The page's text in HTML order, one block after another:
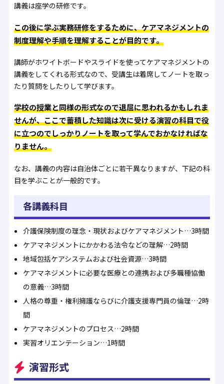
講義は座学の研修です。
この後に学ぶ実務研修をするために、ケアマネジメントの
制度理解や手順を理解することが目的です。
講師がホワイトボードやスライドを使ってケアマネジメントの
講義をしてくれる形式なので、受講生は着席してノートを取っ
たり質問をしたりして学びます。
学校の授業と同様の形式なので退屈に思われるかもしれま
せんが、ここで蓄積した知識は次に受ける演習の科目で役
に立つのでしっかりノートを取って学んでおかなければな
りません。
なお、講義の内容は自治体ごとに若干異なりますが、下記の科
目を学ぶことが一般的です。
各講義科目
介護保険制度の理念・現状およびケアマネジメント…3時間
ケアマネジメントにかかわる法令などの理解…2時間
地域包括ケアシステムおよび社会資源…3時間
ケアマネジメントに必要な医療との連携および多職種協働
の意義…3時間
人格の尊重・権利擁護ならびに介護支援専門員の倫理…2時
間
ケアマネジメントのプロセス…2時間
実習オリエンテーション…1時間
演習形式